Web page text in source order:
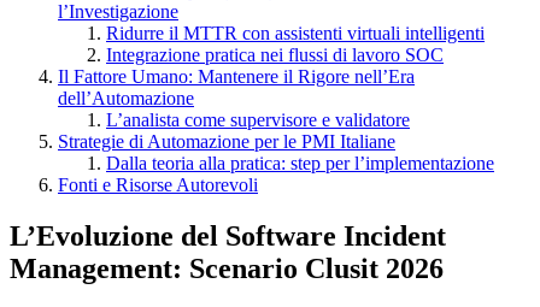
l’Investigazione
Ridurre il MTTR con assistenti virtuali intelligenti
Integrazione pratica nei flussi di lavoro SOC
Il Fattore Umano: Mantenere il Rigore nell’Era
dell’Automazione
L’analista come supervisore e validatore
Strategie di Automazione per le PMI Italiane
Dalla teoria alla pratica: step per l’implementazione
Fonti e Risorse Autorevoli
L’Evoluzione del Software Incident
Management: Scenario Clusit 2026